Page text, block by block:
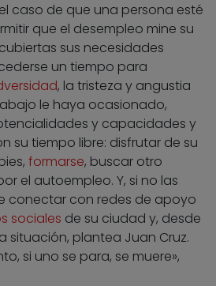
caso de que una persona esté
que el desempleo mine su
sus necesidades
un tiempo para
, la tristeza y angustia
le haya ocasionado,
y capacidades y
su tiempo libre: disfrutar de su
formarse, buscar otro
el autoempleo. Y, si no las
conectar con redes de apoyo
sociales de su ciudad y, desde
situación, plantea Juan Cruz.
si uno se para, se muere»,